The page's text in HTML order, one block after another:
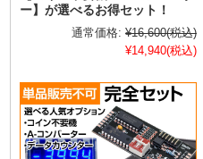
ー】が選べるお得セット！
通常価格: ¥16,600(税込)
¥14,940(税込)